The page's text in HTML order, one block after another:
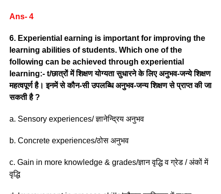
Ans- 4
6. Experiential earning is important for improving the
learning abilities of students. Which one of the
following can be achieved through experiential
learning:- t/छात्रों में शिक्षण योग्यता सुधारने के लिए अनुभव-जन्ये शिक्षण
महत्वपूर्ण है। इनमें से कौन-सी उपलब्धि अनुभव-जन्य शिक्षण से प्राप्त की जा
सकती है ?
a. Sensory experiences/ ज्ञानेन्द्रिय अनुभव
b. Concrete experiences/ठोस अनुभव
c. Gain in more knowledge & grades/ज्ञान वृद्धि व ग्रेड / अंकों में
वृद्धि